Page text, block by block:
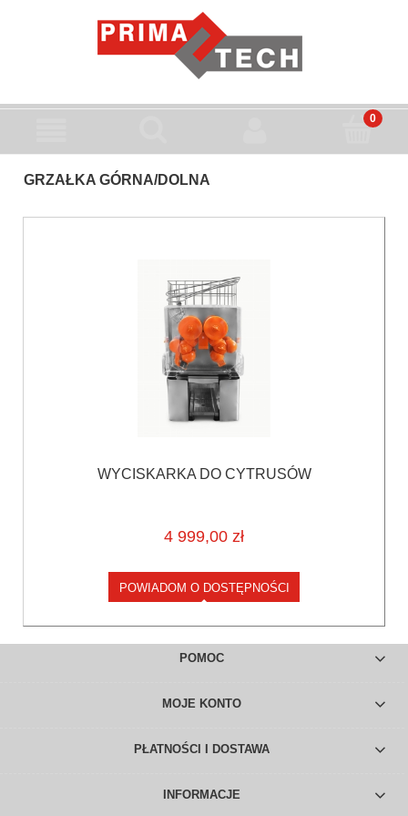
GRZAŁKA GÓRNA/DOLNA
WYCISKARKA DO CYTRUSÓW
4 999,00 zł
POWIADOM O DOSTĘPNOŚCI
POMOC
MOJE KONTO
PŁATNOŚCI I DOSTAWA
INFORMACJE